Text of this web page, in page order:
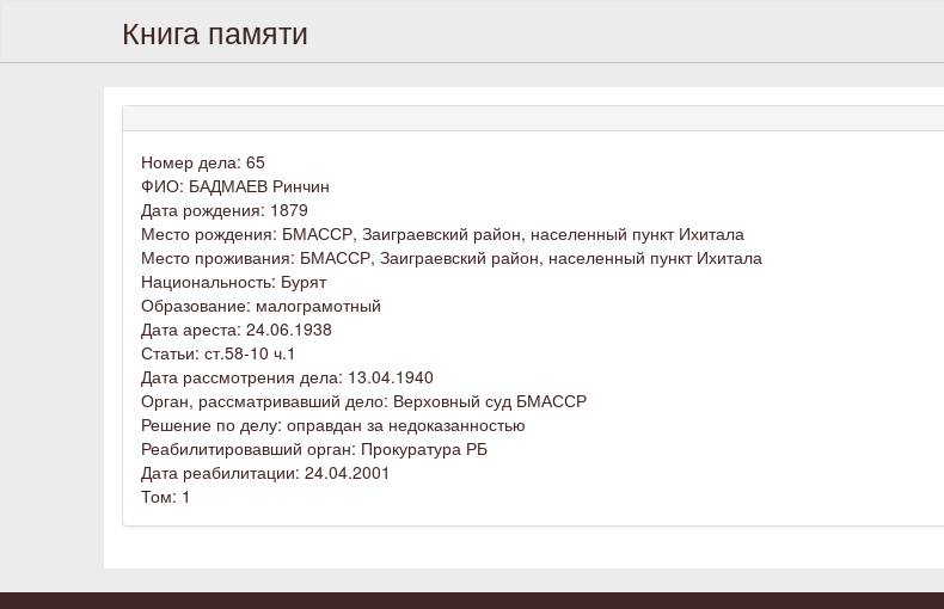
Книга памяти
Номер дела: 65
ФИО: БАДМАЕВ Ринчин
Дата рождения: 1879
Место рождения: БМАССР, Заиграевский район, населенный пункт Ихитала
Место проживания: БМАССР, Заиграевский район, населенный пункт Ихитала
Национальность: Бурят
Образование: малограмотный
Дата ареста: 24.06.1938
Статьи: ст.58-10 ч.1
Дата рассмотрения дела: 13.04.1940
Орган, рассматривавший дело: Верховный суд БМАССР
Решение по делу: оправдан за недоказанностью
Реабилитировавший орган: Прокуратура РБ
Дата реабилитации: 24.04.2001
Том: 1